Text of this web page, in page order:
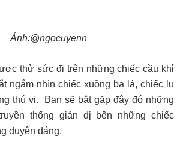
Ảnh:@ngocuyenn
thử sức đi trên những chiếc cầu khỉ
ngắm nhìn chiếc xuồng ba lá, chiếc lu
thú vị. Bạn sẽ bắt gặp đây đó những
thống giản dị bên những chiếc
duyên dáng.